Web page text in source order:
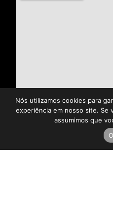
Nós utilizamos cookies para
experiência em nosso site. Se
assumimos que